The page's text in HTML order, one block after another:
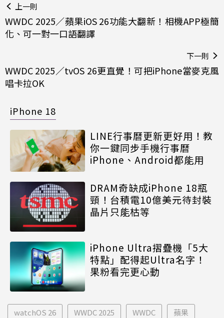
上一則
WWDC 2025／蘋果iOS 26功能大翻新！相機APP極簡
化、可一對一口語翻譯
下一則
WWDC 2025／tvOS 26更直覺！可把iPhone當麥克風
唱卡拉OK
iPhone 18
LINE行事曆更新更好用！教
你一鍵同步手機行事曆
iPhone、Android都能用
DRAM奇缺成iPhone 18瓶
頸！台積電10億美元待封裝
晶片只能枯等
iPhone Ultra摺疊機「5大
特點」配得起Ultra名字！
果粉看完更心動
watchOS 26 WWDC 2025 WWDC 蘋果